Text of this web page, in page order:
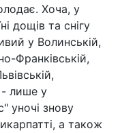
Хоча, у
дощів та снігу
у Волинській,
Франківській,
- лише у
уночі знову
а також